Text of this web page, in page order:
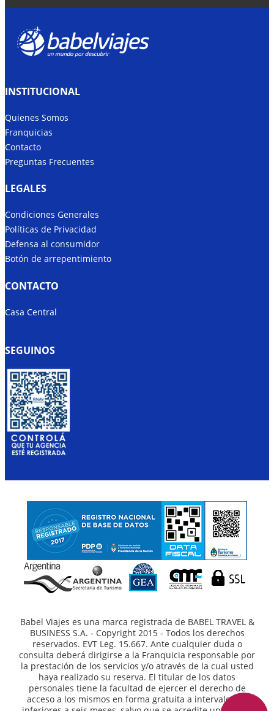
INSTITUCIONAL
Quienes Somos
Franquicias
Contacto
Preguntas Frecuentes
LEGALES
Condiciones Generales
Políticas de Privacidad
Defensa al consumidor
Botón de arrepentimiento
CONTACTO
Casa Central
SEGUINOS
Babel Viajes es una marca registrada de BABEL TRAVEL &
BUSINESS S.A. - Copyright 2015 - Todos los derechos
reservados. EVT Leg. 15.667. Ante cualquier duda o
consulta deberá dirigirse a la Franquicia responsable por
la prestación de los servicios y/o através de la cual usted
haya realizado su reserva. El titular de los datos
personales tiene la facultad de ejercer el derecho de
acceso a los mismos en forma gratuita a intervalos no